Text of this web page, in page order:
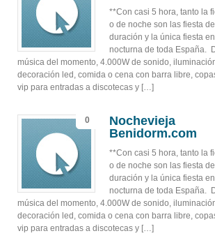
**Con casi 5 hora, tanto la
o de noche son las fiesta
duración y la única fiesta
nocturna de toda España.
música del momento, 4.000W de sonido,
decoración led, comida o cena con barra libre,
vip para entradas a discotecas y […]
0
Nochevieja
Benidorm.com
**Con casi 5 hora, tanto la
o de noche son las fiesta
duración y la única fiesta
nocturna de toda España.
música del momento, 4.000W de sonido,
decoración led, comida o cena con barra libre,
vip para entradas a discotecas y […]